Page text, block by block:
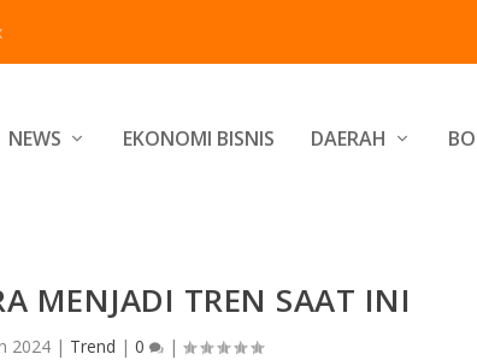
NEWS EKONOMI BISNIS DAERAH
MENJADI TREN SAAT INI
2024 | Trend |0 |